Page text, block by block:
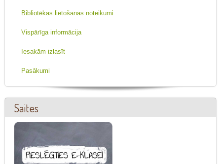
Bibliotēkas lietošanas noteikumi
Vispārīga informācija
Iesakām izlasīt
Pasākumi
Saites